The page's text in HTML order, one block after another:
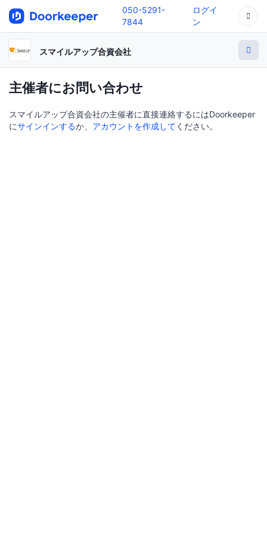
050-5291-
7844
ログイ
ン
スマイルアップ合資会社
主催者にお問い合わせ
スマイルアップ合資会社の主催者に直接連絡するにはDoorkeeper
にサインインするか、 アカウントを作成して ください。